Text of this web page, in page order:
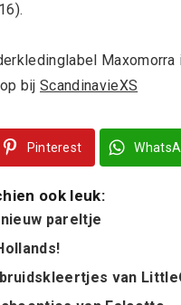
Maxomorra
bijScandinavieXS
Pinterest
ook leuk:
pareltje
van